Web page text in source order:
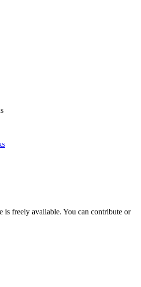
is freely available. You can contribute or